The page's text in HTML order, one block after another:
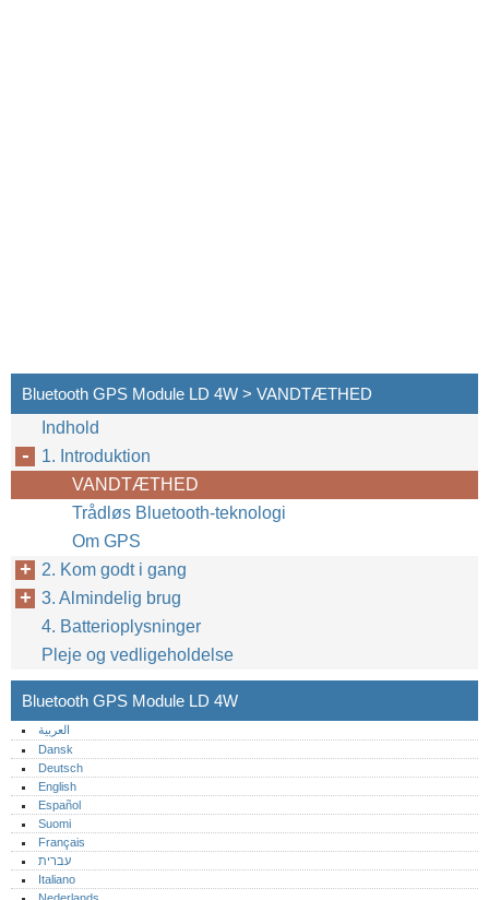
Bluetooth GPS Module LD 4W > VANDTÆTHED
Indhold
1. Introduktion
VANDTÆTHED
Trådløs Bluetooth-teknologi
Om GPS
2. Kom godt i gang
3. Almindelig brug
4. Batterioplysninger
Pleje og vedligeholdelse
Bluetooth GPS Module LD 4W
العربية
Dansk
Deutsch
English
Español
Suomi
Français
עברית
Italiano